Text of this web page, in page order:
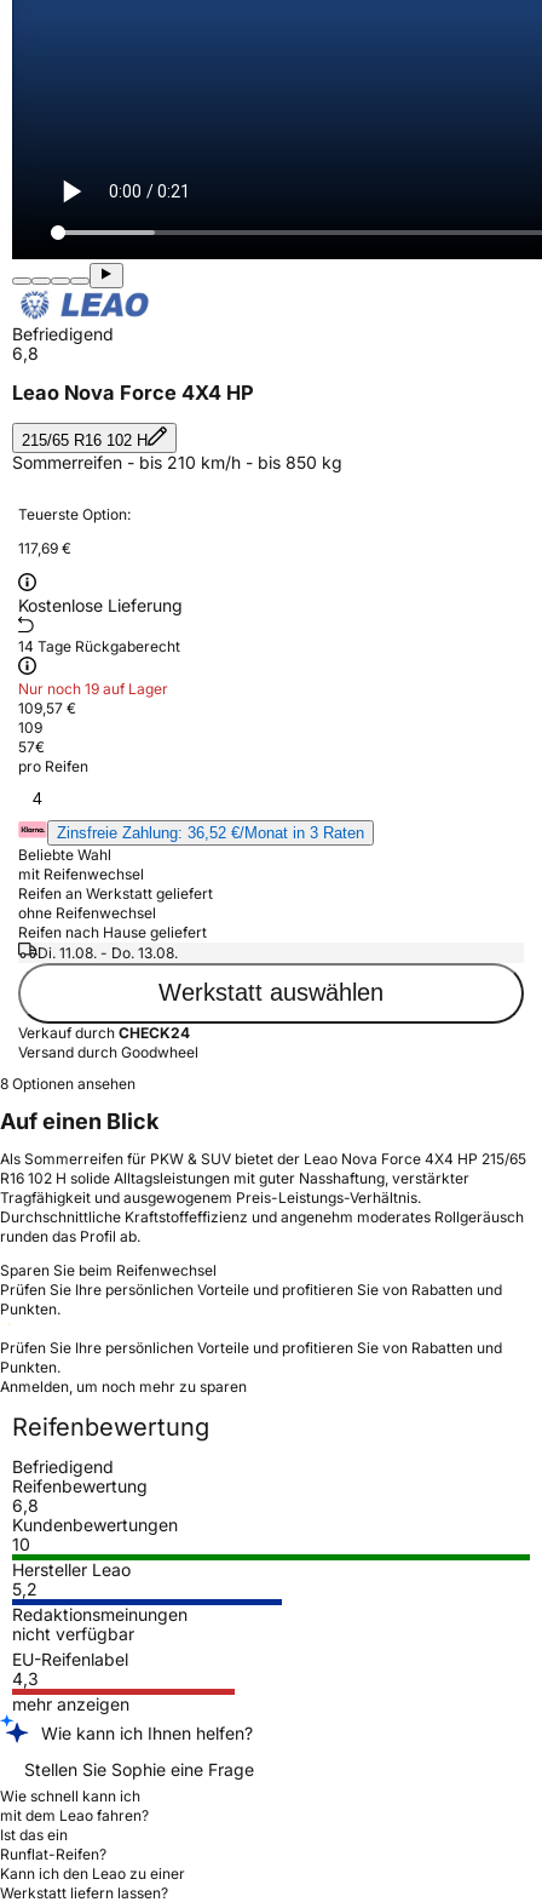
Befriedigend
6,8
Leao Nova Force 4X4 HP
215/65 R16 102 H
Sommerreifen - bis 210 km/h - bis 850 kg
Teuerste Option:
117,69 €
Kostenlose Lieferung
14 Tage Rückgaberecht
Nur noch 19 auf Lager
109,57 €
109
57€
pro Reifen
4
Zinsfreie Zahlung: 36,52 €/Monat in 3 Raten
Beliebte Wahl
mit Reifenwechsel
Reifen an Werkstatt geliefert
ohne Reifenwechsel
Reifen nach Hause geliefert
Di. 11.08. - Do. 13.08.
Werkstatt auswählen
Verkauf durch CHECK24
Versand durch Goodwheel
8 Optionen ansehen
Auf einen Blick
Als Sommerreifen für PKW & SUV bietet der Leao Nova Force 4X4 HP 215/65
R16 102 H solide Alltagsleistungen mit guter Nasshaftung, verstärkter
Tragfähigkeit und ausgewogenem Preis-Leistungs-Verhältnis.
Durchschnittliche Kraftstoffeffizienz und angenehm moderates Rollgeräusch
runden das Profil ab.
Sparen Sie beim Reifenwechsel
Prüfen Sie Ihre persönlichen Vorteile und profitieren Sie von Rabatten und
Punkten.
Prüfen Sie Ihre persönlichen Vorteile und profitieren Sie von Rabatten und
Punkten.
Anmelden, um noch mehr zu sparen
Reifenbewertung
Befriedigend
Reifenbewertung
6,8
Kundenbewertungen
10
Hersteller Leao
5,2
Redaktionsmeinungen
nicht verfügbar
EU-Reifenlabel
4,3
mehr anzeigen
Wie kann ich Ihnen helfen?
Stellen Sie Sophie eine Frage
Wie schnell kann ich
mit dem Leao fahren?
Ist das ein
Runflat-Reifen?
Kann ich den Leao zu einer
Werkstatt liefern lassen?